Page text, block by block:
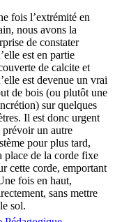
fois l’extrémité en
nous avons la
de constater
est en partie
de calcite et
est devenue un vrai
de bois (ou plutôt une
sur quelques
Il est donc urgent
prévoir un autre
pour plus tard,
place de la corde fixe
cette corde, emportant
fois en haut,
sans mettre
sol.